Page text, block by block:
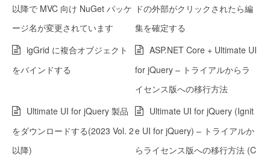
以降で MVC 向け NuGet パッケ
ージ名が変更されています
ドの外部がクリックされたら編
集を確定する
igGrid に複合オブジェクト
をバインドする
ASP.NET Core + Ultimate UI
for jQuery – トライアルからラ
イセンス版への移行方法
Ultimate UI for jQuery 製品
をダウンロードする(2023 Vol. 2
以降)
Ultimate UI for jQuery (Ignit
e UI for jQuery) – トライアルか
らライセンス版への移行方法 (C